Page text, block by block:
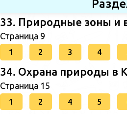
33. Природные зоны и
Страница 9
1 2 3 4
34. Охрана природы в
Страница 15
1 2 4 5